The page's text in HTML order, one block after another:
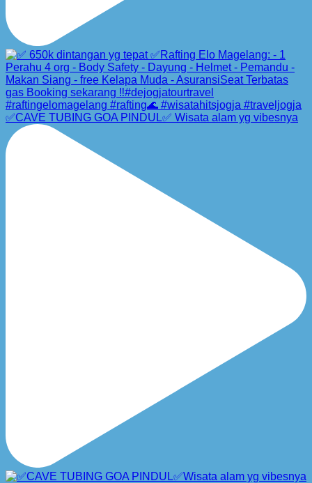
✅CAVE TUBING GOA PINDUL✅ Wisata alam yg vibesnya